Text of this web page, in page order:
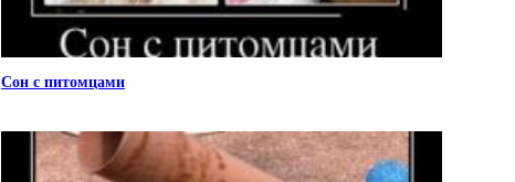
Сон с питомцами